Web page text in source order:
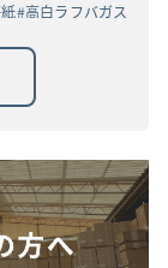
高白ラフバガス